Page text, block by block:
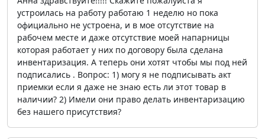
устроилась на работу работаю 1 неделю но пока
официально не устроена, и в мое отсутствие на
рабочем месте и даже отсутствие моей напарницы
которая работает у них по договору была сделана
инвентаризация. А теперь они хотят чтобы мы под ней
подписались . Вопрос: 1) могу я не подписывать акт
приемки если я даже не знаю есть ли этот товар в
наличии? 2) Имели они право делать инвентаризацию
без нашего присутствия?